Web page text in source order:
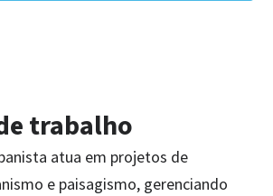
trabalho
atua em projetos de
e paisagismo, gerenciando